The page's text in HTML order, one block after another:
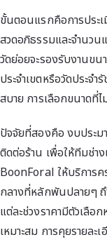
ขั้นตอนแรกคือการประ
สวดอภิธรรมและจำนวน
วัดย่อยจะรองรับงานข
ประจำเขตหรือวัดประจ
สบาย การเลือกขนาดที่
ปัจจัยที่สองคือ งบประ
ติดต่อร้าน เพื่อให้ทีมช่า
BoonForal ให้บริการ
กลางที่หลักพันปลายๆ
แต่ละช่วงราคามีตัวเลือ
เหมาะสม การคุยรายล